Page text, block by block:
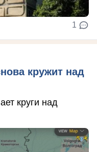
1
кружит над
круги над